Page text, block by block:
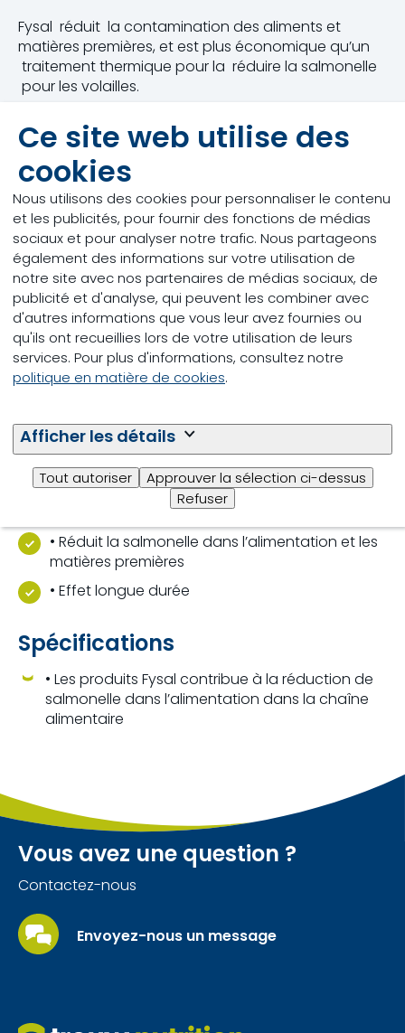
Ce site web utilise des
cookies
Nous utilisons des cookies pour personnaliser le contenu
et les publicités, pour fournir des fonctions de médias
sociaux et pour analyser notre trafic. Nous partageons
également des informations sur votre utilisation de
notre site avec nos partenaires de médias sociaux, de
publicité et d'analyse, qui peuvent les combiner avec
d'autres informations que vous leur avez fournies ou
qu'ils ont recueillies lors de votre utilisation de leurs
services. Pour plus d'informations, consultez notre
politique en matière de cookies.
Afficher les détails
Tout autoriser
Approuver la sélection ci-dessus
Refuser
Fysal réduit la contamination des aliments et
matières premières, et est plus économique qu’un
traitement thermique pour la réduire la salmonelle
pour les volailles.
La réduction de salmonelle dans la chaîne
alimentaire
Les produits Fysal non seulement agisse dans les
matériaux d’alimentation, ils sont également
efficaces dans autres niveaux de la chaîne de
production. A la meunerie et à la ferme, Fysal aide à
réduire la recontamination en diminuant les
comptes bactériens dans les résidus d’alimentation
dans la chaîne alimentaire, comme par exemple les
silos, les lignes d’alimentation et les camions. C’est
ainsi que Fysal soutient la réduction de salmonelle
dans la chaîne alimentaire
• Réduit la salmonelle dans l’alimentation et les
matières premières
• Effet longue durée
Spécifications
• Les produits Fysal contribue à la réduction de
salmonelle dans l’alimentation dans la chaîne
alimentaire
Vous avez une question ?
Contactez-nous
Envoyez-nous un message